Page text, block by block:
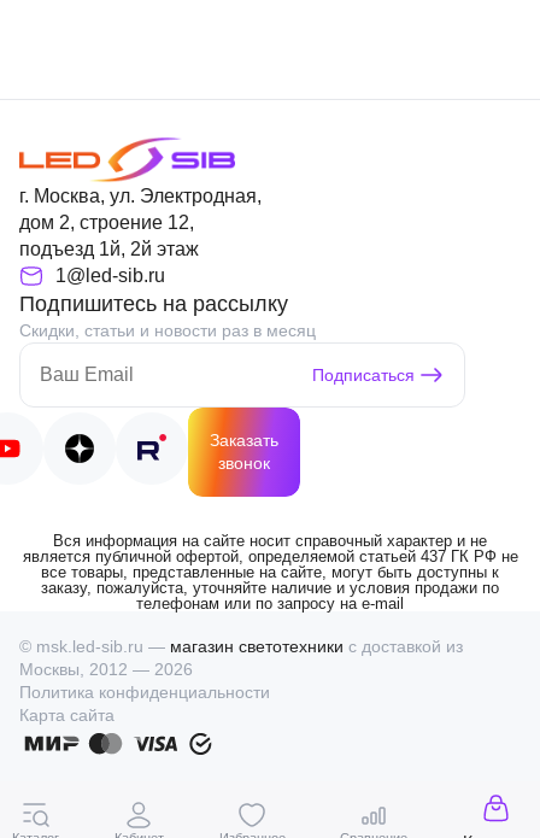
г. Москва, ул. Электродная,
дом 2, строение 12,
подъезд 1й, 2й этаж
1@led-sib.ru
Подпишитесь на рассылку
Скидки, статьи и новости раз в месяц
Подписаться
Заказать
звонок
Вся информация на сайте носит справочный характер и не
является публичной офертой, определяемой статьей 437 ГК РФ не
все товары, представленные на сайте, могут быть доступны к
заказу, пожалуйста, уточняйте наличие и условия продажи по
телефонам или по запросу на e-mail
© msk.led-sib.ru — магазин светотехники с доставкой из
Москвы, 2012 — 2026
Политика конфиденциальности
Карта сайта